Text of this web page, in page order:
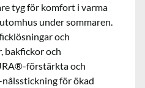
tyg för komfort i varma
under sommaren.
och
bakfickor och
förstärkta och
för ökad